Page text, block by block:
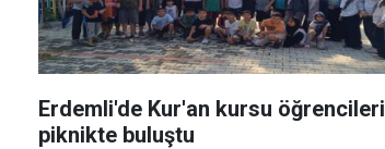
Erdemli'de Kur'an kursu öğrencileri
piknikte buluştu